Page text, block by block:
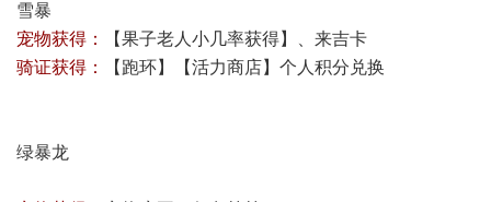
雪暴
宠物获得：
【果子老人小几率获得】、来吉卡
骑证获得：
【跑环】【活力商店】个人积分兑换
绿暴龙